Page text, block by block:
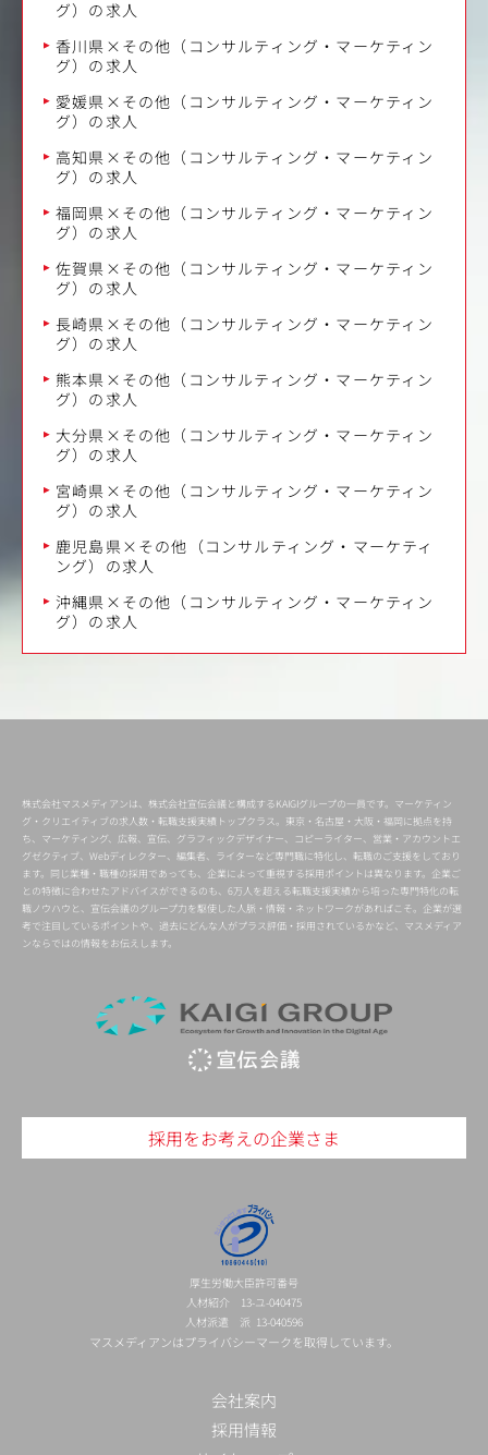
グ）の求人
香川県×その他（コンサルティング・マーケティン
グ）の求人
愛媛県×その他（コンサルティング・マーケティン
グ）の求人
高知県×その他（コンサルティング・マーケティン
グ）の求人
福岡県×その他（コンサルティング・マーケティン
グ）の求人
佐賀県×その他（コンサルティング・マーケティン
グ）の求人
長崎県×その他（コンサルティング・マーケティン
グ）の求人
熊本県×その他（コンサルティング・マーケティン
グ）の求人
大分県×その他（コンサルティング・マーケティン
グ）の求人
宮崎県×その他（コンサルティング・マーケティン
グ）の求人
鹿児島県×その他（コンサルティング・マーケティ
ング）の求人
沖縄県×その他（コンサルティング・マーケティン
グ）の求人
株式会社マスメディアンは、株式会社宣伝会議と構成するKAIGIグループの一員です。マーケティン
グ・クリエイティブの求人数・転職支援実績トップクラス。東京・名古屋・大阪・福岡に拠点を持
ち、マーケティング、広報、宣伝、グラフィックデザイナー、コピーライター、営業・アカウントエ
グゼクティブ、Webディレクター、編集者、ライターなど専門職に特化し、転職のご支援をしており
ます。同じ業種・職種の採用であっても、企業によって重視する採用ポイントは異なります。企業ご
との特徴に合わせたアドバイスができるのも、6万人を超える転職支援実績から培った専門特化の転
職ノウハウと、宣伝会議のグループ力を駆使した人脈・情報・ネットワークがあればこそ。企業が選
考で注目しているポイントや、過去にどんな人がプラス評価・採用されているかなど、マスメディア
ンならではの情報をお伝えします。
採用をお考えの企業さま
厚生労働大臣許可番号
人材紹介 13-ユ-040475
人材派遣 派 13-040596
マスメディアンはプライバシーマークを取得しています。
会社案内
採用情報